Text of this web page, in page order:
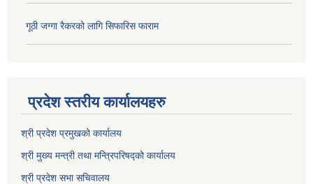
गूठी जग्गा रैकरको लागि सिफारिस फाराम
प्रदेश स्तरीय कार्यालयहरु
श्री प्रदेश प्रमुखको कार्यालय
श्री मुख्य मन्त्री तथा मन्त्रिपरिषद्को कार्यालय
श्री प्रदेश सभा सचिवालय